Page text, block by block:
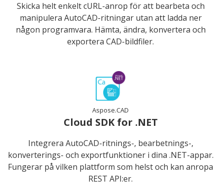
Skicka helt enkelt cURL-anrop för att bearbeta och
manipulera AutoCAD-ritningar utan att ladda ner
någon programvara. Hämta, ändra, konvertera och
exportera CAD-bildfiler.
Aspose.CAD
Cloud SDK for .NET
Integrera AutoCAD-ritnings-, bearbetnings-,
konverterings- och exportfunktioner i dina .NET-appar.
Fungerar på vilken plattform som helst och kan anropa
REST API:er.